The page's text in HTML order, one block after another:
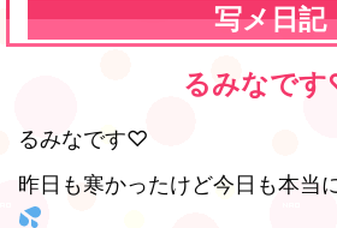
写メ日記
るみなで
るみなです♡
昨日も寒かったけど今日も本当